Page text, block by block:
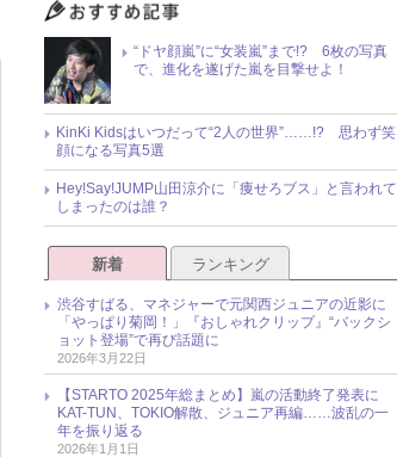
“ドヤ顔嵐”に“女装嵐”まで!? 6枚の写真
で、進化を遂げた嵐を目撃せよ！
KinKi Kidsはいつだって“2人の世界”……!? 思わず笑
顔になる写真5選
Hey!Say!JUMP山田涼介に「痩せろブス」と言われて
しまったのは誰？
新着 ランキング
渋谷すばる、マネジャーで元関西ジュニアの近影に
「やっぱり菊岡！」『おしゃれクリップ』“バックシ
ョット登場”で再び話題に
2026年3月22日
【STARTO 2025年総まとめ】嵐の活動終了発表に
KAT-TUN、TOKIO解散、ジュニア再編……波乱の一
年を振り返る
2026年1月1日